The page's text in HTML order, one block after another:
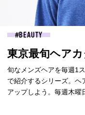
BEAUTY
東京最旬ヘア
旬なメンズヘアを毎週1
で紹介するシリーズ。ヘ
アップしよう。毎週木曜